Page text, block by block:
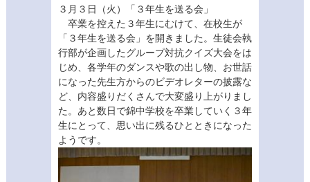
３月３日（火）「３年生を送る会」
卒業を控えた３年生にむけて、在校生が
「３年生を送る会」を開きました。生徒会執
行部が企画したグループ対抗クイズ大会をは
じめ、各学年のダンスや歌の出し物、お世話
になった先生方からのビデオレターの披露な
ど、内容盛りだくさんで大変盛り上がりまし
た。あと数日で錦中学校を卒業していく３年
生にとって、思い出に残るひとときになった
ようです。